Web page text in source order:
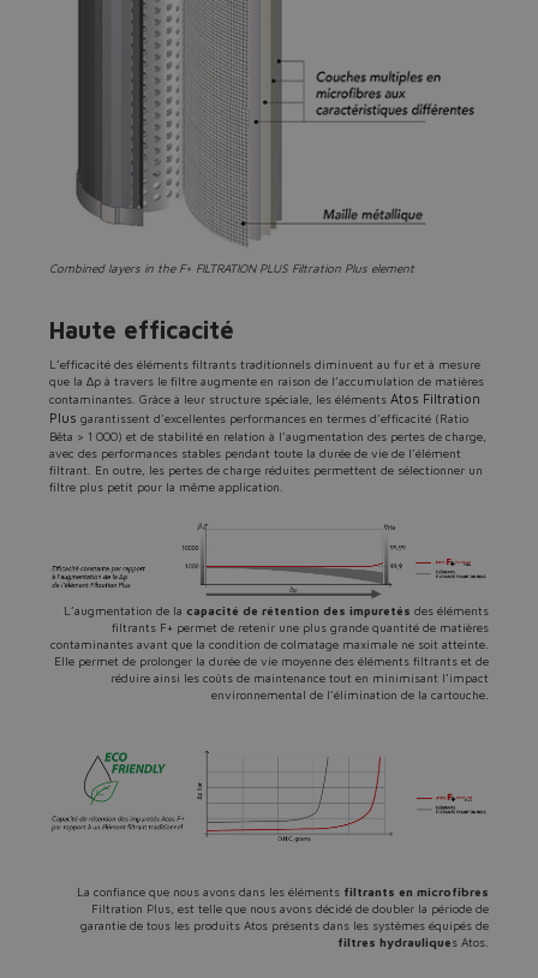
Combined layers in the F+ FILTRATION PLUS Filtration Plus element
Haute efficacité
L’efficacité des éléments filtrants traditionnels diminuent au fur et à mesure
que la ∆p à travers le filtre augmente en raison de l’accumulation de matières
contaminantes. Grâce à leur structure spéciale, les élémentsAtos Filtration
Plus garantissent d’excellentes performances en termes d’efficacité (Ratio
Bêta > 1 000) et de stabilité en relation à l’augmentation des pertes de charge,
avec des performances stables pendant toute la durée de vie de l’élément
filtrant. En outre, les pertes de charge réduites permettent de sélectionner un
filtre plus petit pour la même application.
L’augmentation de la capacité de rétention des impuretés des éléments
filtrants F+ permet de retenir une plus grande quantité de matières
contaminantes avant que la condition de colmatage maximale ne soit atteinte.
Elle permet de prolonger la durée de vie moyenne des éléments filtrants et de
réduire ainsi les coûts de maintenance tout en minimisant l’impact
environnemental de l’élimination de la cartouche.
La confiance que nous avons dans les éléments filtrants en microfibres
Filtration Plus, est telle que nous avons décidé de doubler la période de
garantie de tous les produits Atos présents dans les systèmes équipés de
filtres hydrauliques Atos.